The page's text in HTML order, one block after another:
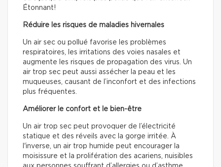
Étonnant!
Réduire les risques de maladies hivernales
Un air sec ou pollué favorise les problèmes
respiratoires, les irritations des voies nasales et
augmente les risques de propagation des virus. Un
air trop sec peut aussi assécher la peau et les
muqueuses, causant de l’inconfort et des infections
plus fréquentes.
Améliorer le confort et le bien-être
Un air trop sec peut provoquer de l’électricité
statique et des réveils avec la gorge irritée. À
l'inverse, un air trop humide peut encourager la
moisissure et la prolifération des acariens, nuisibles